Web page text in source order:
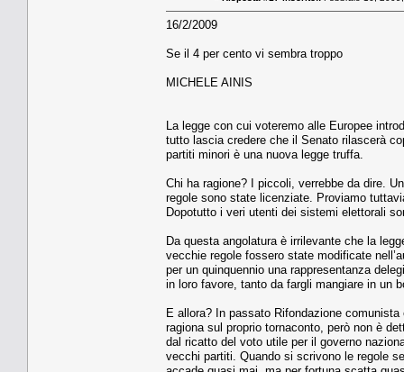
16/2/2009
Se il 4 per cento vi sembra troppo
MICHELE AINIS
La legge con cui voteremo alle Europee
tutto lascia credere che il Senato rilascerà
partiti minori è una nuova legge truffa.
Chi ha ragione? I piccoli, verrebbe da dire.
regole sono state licenziate. Proviamo
Dopotutto i veri utenti dei sistemi elettorali
Da questa angolatura è irrilevante che la
vecchie regole fossero state modificate
per un quinquennio una rappresentanza
in loro favore, tanto da fargli mangiare in un
E allora? In passato Rifondazione
ragiona sul proprio tornaconto, però non è
dal ricatto del voto utile per il governo
vecchi partiti. Quando si scrivono le regole